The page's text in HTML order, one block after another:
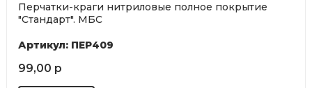
Перчатки-краги нитриловые полное покрытие
"Стандарт". МБС
Артикул: ПЕР409
99,00 р